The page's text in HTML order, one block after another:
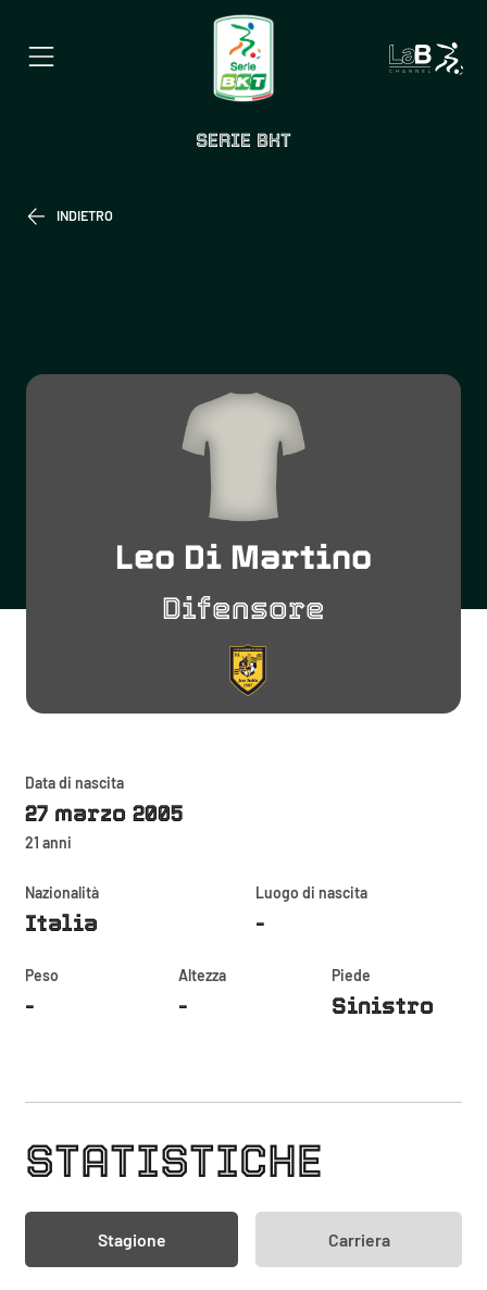
SERIE BKT
INDIETRO
Leo Di Martino
Difensore
Data di nascita
27 marzo 2005
21 anni
Nazionalità
Italia
Luogo di nascita
-
Peso
-
Altezza
-
Piede
Sinistro
STATISTICHE
Stagione Carriera